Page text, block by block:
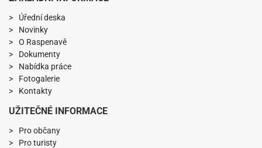
Úřední deska
Novinky
O Raspenavě
Dokumenty
Nabídka práce
Fotogalerie
Kontakty
UŽITEČNÉ INFORMACE
Pro občany
Pro turisty